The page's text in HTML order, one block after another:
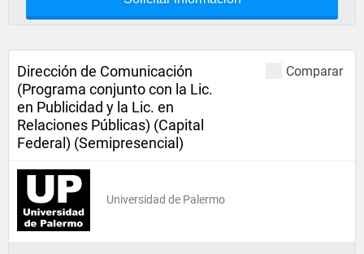
Comparar
Dirección de Comunicación
(Programa conjunto con la Lic.
en Publicidad y la Lic. en
Relaciones Públicas) (Capital
Federal) (Semipresencial)
Universidad de Palermo